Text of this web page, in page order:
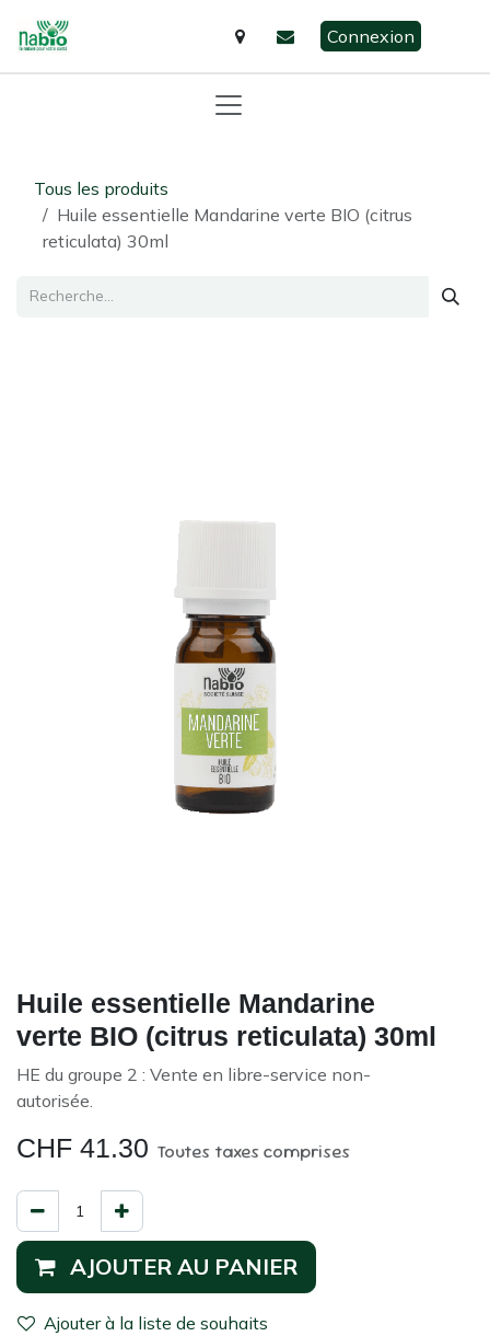
Connexion
Tous les produits
Huile essentielle Mandarine verte BIO (citrus
reticulata) 30ml
Huile essentielle Mandarine
verte BIO (citrus reticulata) 30ml
HE du groupe 2 : Vente en libre-service non-
autorisée.
CHF 41.30 Toutes taxes comprises
AJOUTER AU PANIER
Ajouter à la liste de souhaits